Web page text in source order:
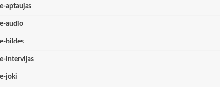
e-aptaujas
e-audio
e-bildes
e-intervijas
e-joki